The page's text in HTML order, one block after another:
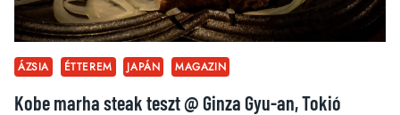
ÁZSIA ÉTTEREM JAPÁN MAGAZIN
Kobe marha steak teszt @ Ginza Gyu-an, Tokió